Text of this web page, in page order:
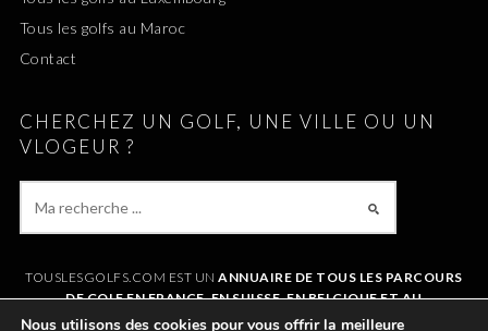
Tous les golfs au Maroc
Contact
CHERCHEZ UN GOLF, UNE VILLE OU UN
VLOGEUR ?
TOUSLESGOLFS.COM EST UNANNUAIRE DE TOUS LES PARCOURS
DE GOLF EN FRANCE, EN SUISSE, EN BELGIQUE ET AU
LUXEMBOURG
. IL VOUS PERMET DE TROUVER UN GOLF AUTOUR DE
Nous utilisons des cookies pour vous offrir la meilleure